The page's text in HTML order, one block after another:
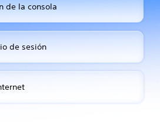
de la consola
de sesión